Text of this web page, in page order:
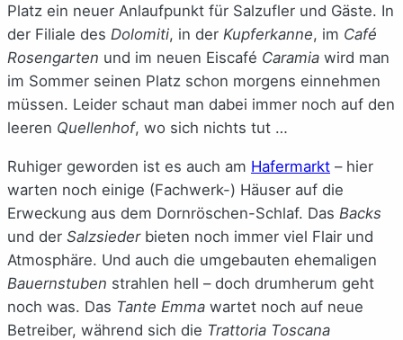
Platz ein neuer Anlaufpunkt für Salzufler und Gäste. In
der Filiale des Dolomiti, in der Kupferkanne, im Café
Rosengarten und im neuen Eiscafé Caramia wird man
im Sommer seinen Platz schon morgens einnehmen
müssen. Leider schaut man dabei immer noch auf den
leeren Quellenhof, wo sich nichts tut …
Ruhiger geworden ist es auch am Hafermarkt – hier
warten noch einige (Fachwerk-) Häuser auf die
Erweckung aus dem Dornröschen-Schlaf. Das Backs
und der Salzsiederbieten noch immer viel Flair und
Atmosphäre. Und auch die umgebauten ehemaligen
Bauernstuben strahlen hell – doch drumherum geht
noch was. Das Tante Emma wartet noch auf neue
Betreiber, während sich die Trattoria Toscana